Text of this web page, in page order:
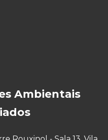
Ambientais